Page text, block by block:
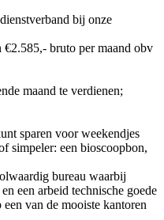
bij onze
€2.585,- bruto per maand obv
maand te verdienen;
sparen voor weekendjes
simpeler: een bioscoopbon,
bureau waarbij
een arbeid technische goede
van de mooiste kantoren